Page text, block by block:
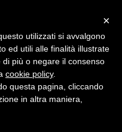
Serie Oro 4
CATEGORIA
×
9/08 al 24/08
del 07/08 verranno
Pianeta Hobby
×
utilizzati si avvalgono
ed utili alle finalità illustrate
più o negare il consenso
cookie policy.
questa pagina, cliccando
in altra maniera,